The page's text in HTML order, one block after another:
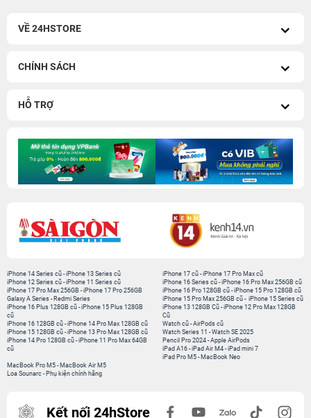
VỀ 24HSTORE
CHÍNH SÁCH
HỖ TRỢ
iPhone 14 Series cũ -iPhone 13 Series cũ
iPhone 12 Series cũ -iPhone 11 Series cũ
iPhone 17 Pro Max 256GB -iPhone 17 Pro 256GB
Galaxy A Series - Redmi Series
iPhone 17 cũ -iPhone 17 Pro Max cũ
iPhone 16 Series cũ - iPhone 16 Pro Max 256GB cũ
iPhone 16 Pro 128GB cũ -iPhone 15 Pro 128GB cũ
iPhone 15 Pro Max 256GB cũ - iPhone 15 Series cũ
iPhone 16 Plus 128GB cũ -iPhone 15 Plus 128GB
cũ
iPhone 16 128GB cũ -iPhone 14 Pro Max 128GB cũ
iPhone 15 128GB cũ -iPhone 13 Pro Max 128GB cũ
iPhone 14 Pro 128GB cũ -iPhone 11 Pro Max 64GB
cũ
iPhone 13 128GB Cũ -iPhone 12 Pro Max 128GB
Cũ
Watch cũ -AirPods cũ
Watch Series 11 -Watch SE 2025
Pencil Pro 2024 -Apple AirPods
iPad A16 -iPad Air M4 -iPad mini 7
iPad Pro M5 - MacBook Neo
MacBook Pro M5 - MacBook Air M5
Loa Sounarc - Phụ kiện chính hãng
Kết nối 24hStore